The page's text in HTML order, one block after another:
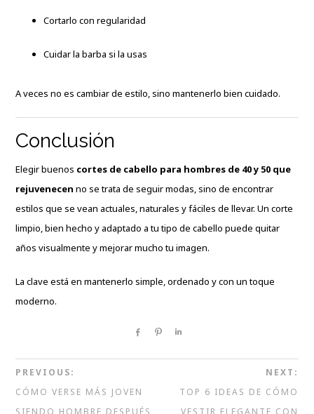
Cortarlo con regularidad
Cuidar la barba si la usas
A veces no es cambiar de estilo, sino mantenerlo bien cuidado.
Conclusión
Elegir buenos cortes de cabello para hombres de 40 y 50 que
rejuvenecen no se trata de seguir modas, sino de encontrar
estilos que se vean actuales, naturales y fáciles de llevar. Un corte
limpio, bien hecho y adaptado a tu tipo de cabello puede quitar
años visualmente y mejorar mucho tu imagen.
La clave está en mantenerlo simple, ordenado y con un toque
moderno.
Share Pin
PREVIOUS:
CÓMO VERSE MÁS JOVEN
SIENDO HOMBRE DESPUÉS
NEXT:
TOP 6 IDEAS DE CÓMO
VESTIR ELEGANTE CON